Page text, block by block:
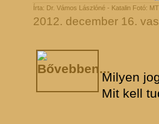
Írta: Dr. Vámos Lászlóné - Katalin Fotó:
2012. december 16.
Milyen
Mit kell